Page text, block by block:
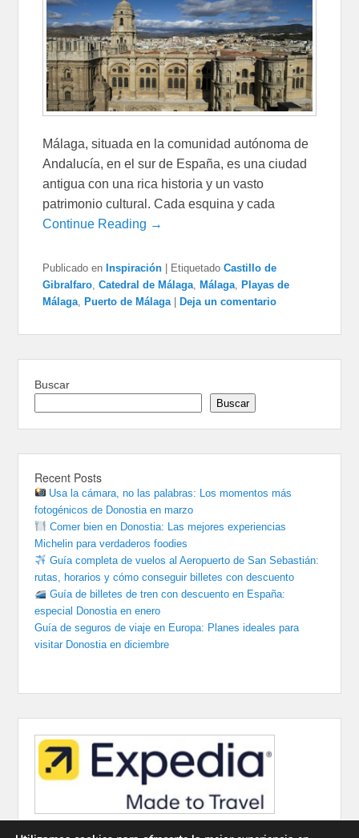
Málaga, situada en la comunidad autónoma de
Andalucía, en el sur de España, es una ciudad
antigua con una rica historia y un vasto
patrimonio cultural. Cada esquina y cada
Continue Reading →
Publicado en Inspiración Etiquetado Castillo de
Gibralfaro,Catedral de Málaga, Málaga, Playas de
Málaga, Puerto de Málaga Deja un comentario
Buscar
Buscar
Recent Posts
Usa la cámara, no las palabras: Los momentos más
fotogénicos de Donostia en marzo
Comer bien en Donostia: Las mejores experiencias
Michelin para verdaderos foodies
Guía completa de vuelos al Aeropuerto de San Sebastián:
rutas, horarios y cómo conseguir billetes con descuento
Guía de billetes de tren con descuento en España:
especial Donostia en enero
Guía de seguros de viaje en Europa: Planes ideales para
visitar Donostia en diciembre